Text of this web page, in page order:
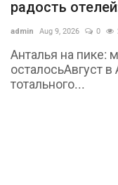
радость
admin Aug 9, 2026 0
Анталья на пике:
осталосьАвгуст
тотального...